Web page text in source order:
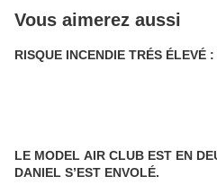
Vous aimerez aussi
LE MODEL AIR CLUB EST EN DEUIL :
DANIEL S’EST ENVOLÉ.